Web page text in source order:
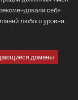
себя
любого уровня.
домены